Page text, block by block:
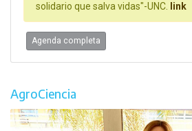
solidario que salva vidas"-UNC.
link
Agenda completa
AgroCiencia